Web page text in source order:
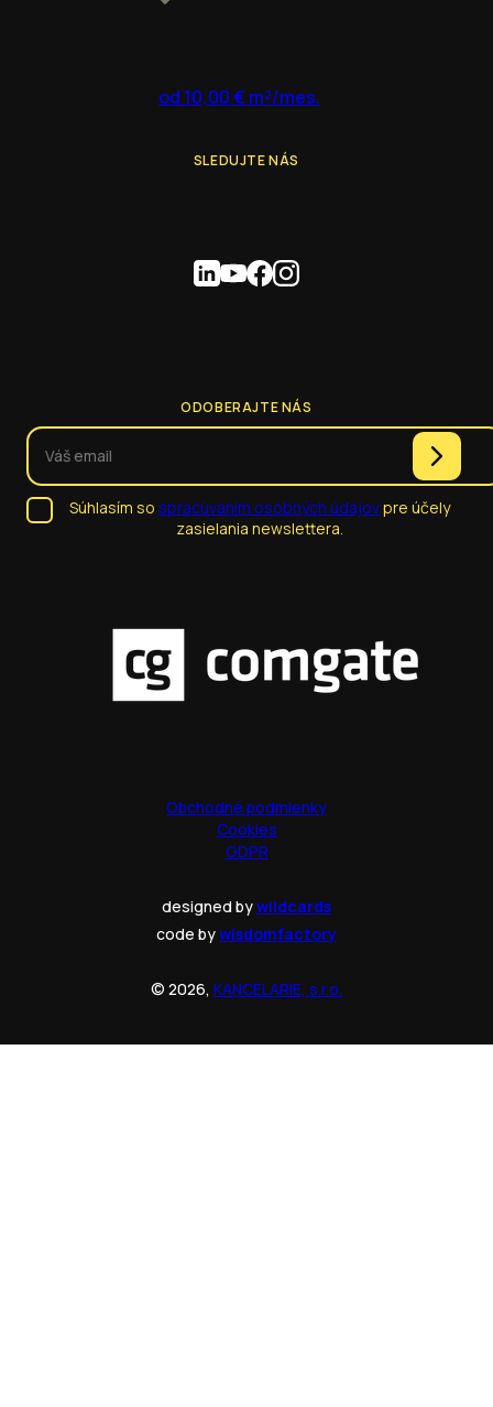
od 10,00 € m²/mes.
SLEDUJTE NÁS
ODOBERAJTE NÁS
Súhlasím so spracúvaním osobných údajovpre účely
zasielania newslettera.
Obchodné podmienky
Cookies
GDPR
designed bywildcards
code bywisdomfactory
© 2026, KANCELARIE, s.r.o.